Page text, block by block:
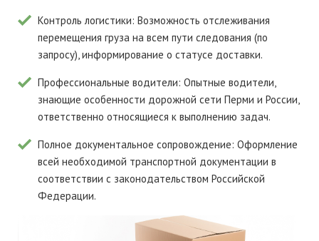
Контроль логистики: Возможность отслеживания
перемещения груза на всем пути следования (по
запросу), информирование о статусе доставки.
Профессиональные водители: Опытные водители,
знающие особенности дорожной сети Перми и России,
ответственно относящиеся к выполнению задач.
Полное документальное сопровождение: Оформление
всей необходимой транспортной документации в
соответствии с законодательством Российской
Федерации.